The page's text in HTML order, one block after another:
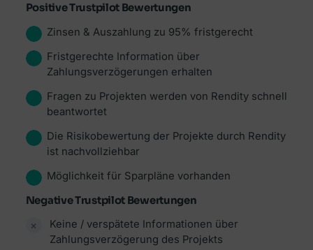
Positive Trustpilot Bewertungen
Zinsen & Auszahlung zu 95% fristgerecht
Fristgerechte Information über
Zahlungsverzögerungen erhalten
Fragen zu Projekten werden von Rendity schnell
beantwortet
Die Risikobewertung der Projekte durch Rendity
ist nachvollziehbar
Möglichkeit für Sparpläne vorhanden
Negative Trustpilot Bewertungen
Keine / verspätete Informationen über
Zahlungsverzögerung des Projekts